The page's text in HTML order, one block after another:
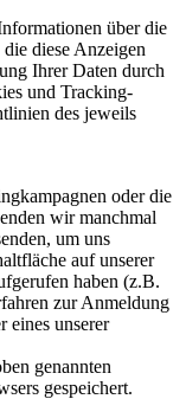
über die
diese Anzeigen
Ihrer Daten durch
und Tracking-
des jeweils
oder die
wir manchmal
um uns
auf unserer
haben (z.B.
zur Anmeldung
eines unserer
genannten
gespeichert.